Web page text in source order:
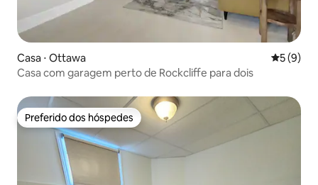
Casa ⋅ Ottawa 5 de
5 (9)
Casa com garagem perto de Rockcliffe para dois
Preferido dos hóspedes
Preferido dos hóspedes